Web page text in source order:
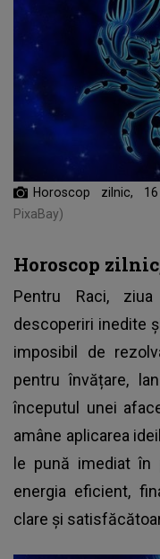
Horoscop zilnic,
PixaBay)
Horoscop
Pentru Raci,
descoperiri inedite
imposibil de
pentru învățare,
începutul unei
amâne aplicarea
le pună imediat în
energia eficient,
clare și